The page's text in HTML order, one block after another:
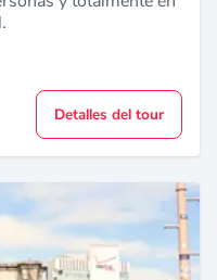
Detalles del tour